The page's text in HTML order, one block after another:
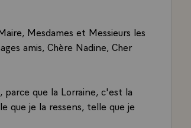
Mesdames et Messieurs les
amis, Chère Nadine, Cher
parce que la Lorraine, c'est la
que je la ressens, telle que je